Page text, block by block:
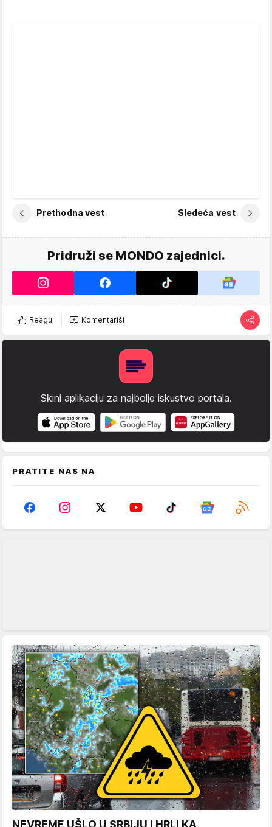
Prethodna vest Sledeća vest
Pridruži se MONDO zajednici.
Reaguj Komentariši
Skini aplikaciju za najbolje iskustvo portala.
PRATITE NAS NA